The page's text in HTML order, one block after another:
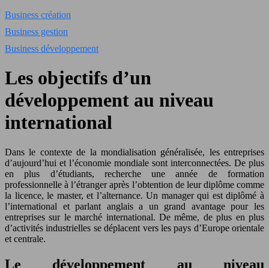
Business création
Business gestion
Business développement
Les objectifs d’un
développement au niveau
international
Dans le contexte de la mondialisation généralisée, les entreprises
d’aujourd’hui et l’économie mondiale sont interconnectées. De plus
en plus d’étudiants, recherche une année de formation
professionnelle à l’étranger après l’obtention de leur diplôme comme
la licence, le master, et l’alternance. Un manager qui est diplômé à
l’international et parlant anglais a un grand avantage pour les
entreprises sur le marché international. De même, de plus en plus
d’activités industrielles se déplacent vers les pays d’Europe orientale
et centrale.
Le développement au niveau